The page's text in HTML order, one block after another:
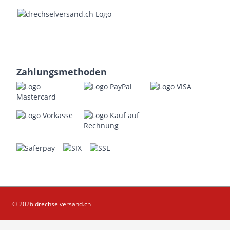
Zahlungsmethoden
© 2026 drechselversand.ch